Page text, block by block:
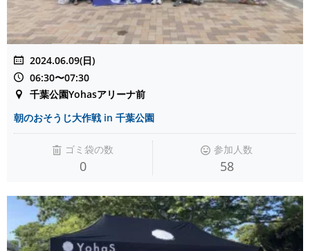
2024.06.09(日)
06:30〜07:30
千葉公園Yohasアリーナ前
朝のおそうじ大作戦 in 千葉公園
ゴミ袋の数
0
参加人数
58